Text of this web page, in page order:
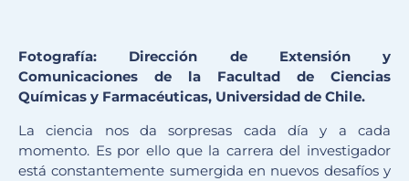
Fotografía: Dirección de Extensión y
Comunicaciones de la Facultad de Ciencias
Químicas y Farmacéuticas, Universidad de Chile.
La ciencia nos da sorpresas cada día y a cada
momento. Es por ello que la carrera del investigador
está constantemente sumergida en nuevos desafíos y